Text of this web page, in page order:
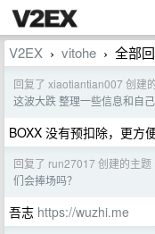
V2EX › vitohe › 全部
回复了 xiaotiantian007 创建
这波大跌 整理一些信息和自
BOXX 没有预扣除，更方
回复了 run27017 创建的主题
们会捧场吗？
吾志 https://wuzhi.me